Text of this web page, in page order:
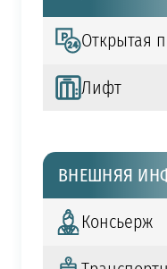
Открытая
Лифт
ВНЕШНЯЯ
Консьерж